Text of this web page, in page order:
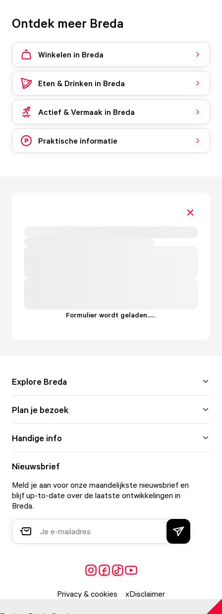
Ontdek meer Breda
Winkelen in Breda
Eten & Drinken in Breda
Actief & Vermaak in Breda
Praktische informatie
Formulier wordt geladen......
Explore Breda
Plan je bezoek
Handige info
Nieuwsbrief
Meld je aan voor onze maandelijkste nieuwsbrief en
blijf up-to-date over de laatste ontwikkelingen in
Breda.
Privacy & cookies Disclaimer